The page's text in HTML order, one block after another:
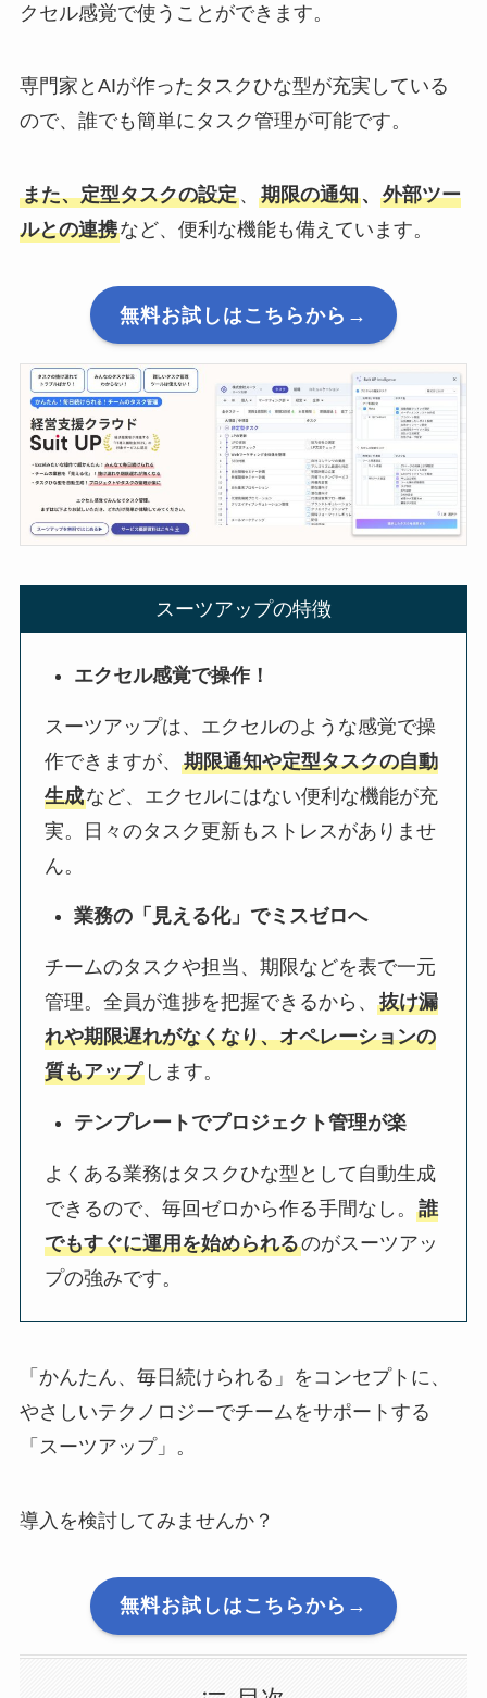
クセル感覚で使うことができます。
専門家とAIが作ったタスクひな型が充実している
ので、誰でも簡単にタスク管理が可能です。
また、定型タスクの設定、 期限の通知、 外部ツー
ルとの連携など、便利な機能も備えています。
無料お試しはこちらから→
スーツアップの特徴
エクセル感覚で操作！
スーツアップは、エクセルのような感覚で操
作できますが、期限通知や定型タスクの自動
生成など、エクセルにはない便利な機能が充
実。日々のタスク更新もストレスがありませ
ん。
業務の「見える化」でミスゼロへ
チームのタスクや担当、期限などを表で一元
管理。全員が進捗を把握できるから、抜け漏
れや期限遅れがなくなり、オペレーションの
質もアップ します。
テンプレートでプロジェクト管理が楽
よくある業務はタスクひな型として自動生成
できるので、毎回ゼロから作る手間なし。誰
でもすぐに運用を始められるのがスーツアッ
プの強みです。
「かんたん、毎日続けられる」をコンセプトに、
やさしいテクノロジーでチームをサポートする
「スーツアップ」。
導入を検討してみませんか？
無料お試しはこちらから→